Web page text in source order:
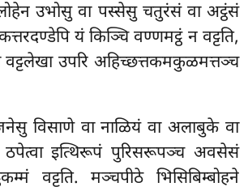
उभोसु वा पस्सेसु चतुरंसं वा अट्ठंसं
यं किञ्चि वण्णमट्ठं न वट्टति,
वट्टलेखा उपरि अहिच्छत्तकमकुळमत्तञ्च
विसाणे वा नाळियं वा अलाबुके वा
इत्थिरूपं पुरिसरूपञ्च अवसेसं
वट्टति. मञ्चपीठे भिसिबिम्बोहने